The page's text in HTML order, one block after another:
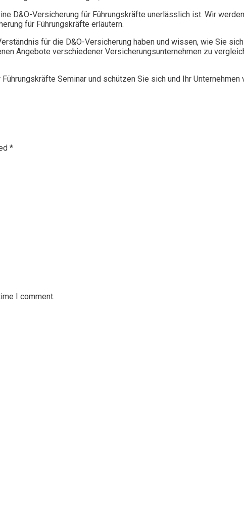
D&O-Versicherung für Führungskräfte unerlässlich ist. Wir
für Führungskräfte erläutern.
für die D&O-Versicherung haben und wissen, wie Sie
Angebote verschiedener Versicherungsunternehmen zu
Seminar und schützen Sie sich und Ihr
*
I comment.